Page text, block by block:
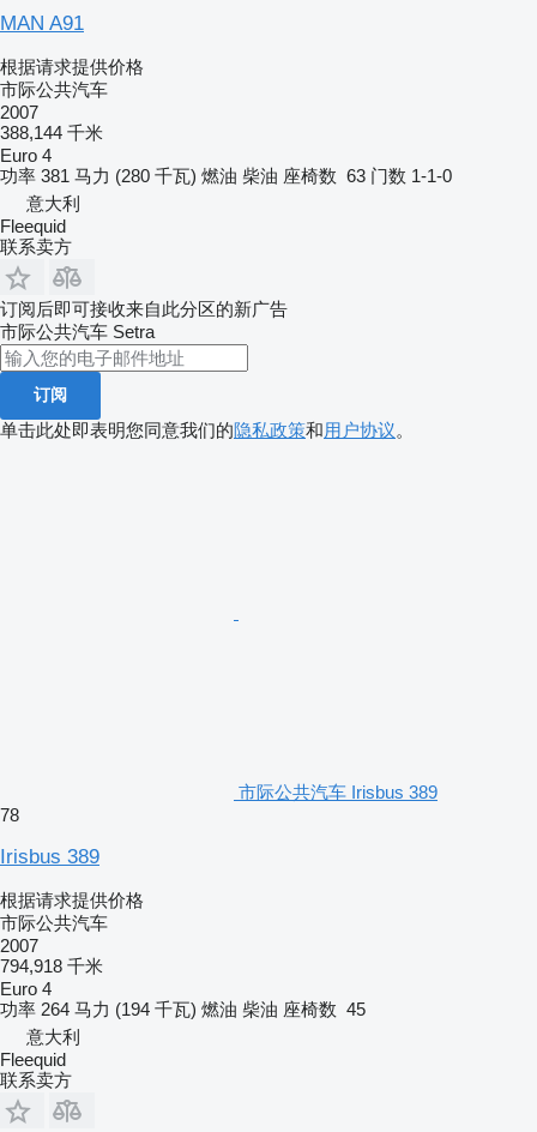
MAN A91
根据请求提供价格
市际公共汽车
2007
388,144 千米
Euro 4
功率 381 马力 (280 千瓦) 燃油 柴油 座椅数 63 门数 1-1-0
意大利
Fleequid
联系卖方
订阅后即可接收来自此分区的新广告
市际公共汽车 Setra
订阅
单击此处即表明您同意我们的隐私政策和用户协议。
市际公共汽车 Irisbus 389
78
Irisbus 389
根据请求提供价格
市际公共汽车
2007
794,918 千米
Euro 4
功率 264 马力 (194 千瓦) 燃油 柴油 座椅数 45
意大利
Fleequid
联系卖方